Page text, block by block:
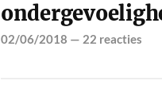
02/06/2018 — 22 reacties